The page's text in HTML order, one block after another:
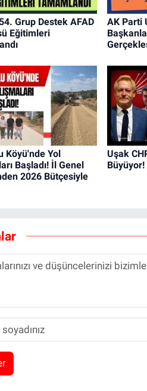
Grup Destek AFAD
Eğitimleri
AK Parti
Köyü'nde Yol
Başladı! İl Genel
2026 Bütçesiyle
Uşak
Büyüyor!